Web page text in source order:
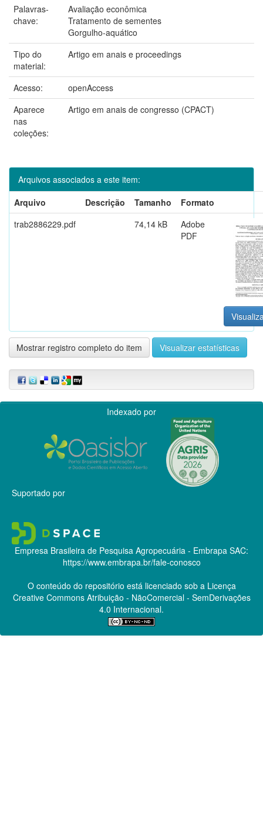
Palavras-
chave:
Avaliação econômica
Tratamento de sementes
Gorgulho-aquático
Tipo do
material:
Artigo em anais e proceedings
Acesso:
openAccess
Aparece
nas
coleções:
Artigo em anais de congresso (CPACT)
Arquivos associados a este item:
Arquivo
Descrição Tamanho
Formato
trab2886229.pdf
74,14 kB
Adobe
PDF
Mostrar registro completo do item Visualizar estatísticas
Indexado por
Suportado por
Empresa Brasileira de Pesquisa Agropecuária - Embrapa SAC:
https://www.embrapa.br/fale-conosco
O conteúdo do repositório está licenciado sob a Licença
Creative CommonsAtribuição - NãoComercial - SemDerivações
4.0 Internacional.